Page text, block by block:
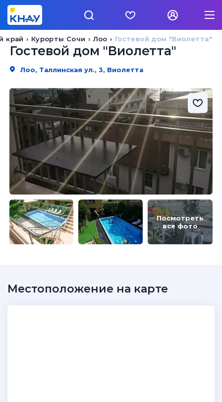
Гостевой дом "Виолетта"
Лоо
Курорты Сочи
край
Гостевой дом "Виолетта"
Лоо, Таллинская ул., 3, Виолетта
Посмотреть
все фото
Местоположение на карте